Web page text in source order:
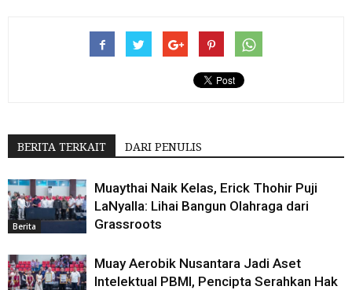
BERITA TERKAIT DARI PENULIS
Berita
Muaythai Naik Kelas, Erick Thohir Puji
LaNyalla: Lihai Bangun Olahraga dari
Grassroots
Muay Aerobik Nusantara Jadi Aset
Intelektual PBMI, Pencipta Serahkan Hak